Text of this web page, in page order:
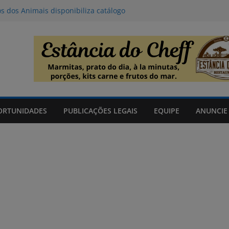
06/08/2026
provocar tempestades e ventos
entre quinta e sexta-feira
mateada e shows no Praça Shopping
PUBLICAÇÕES LEGAIS EQUIPE ANUNCIE